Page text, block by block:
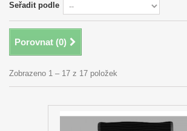
Seřadit podle
Porovnat (0)
Zobrazeno 1 – 17 z 17 položek